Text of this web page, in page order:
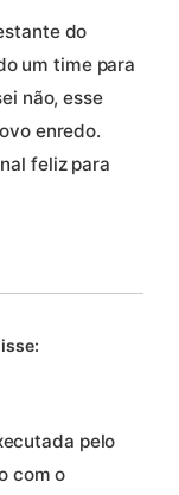
do
um time para
não, esse
enredo.
feliz para
pelo
com o